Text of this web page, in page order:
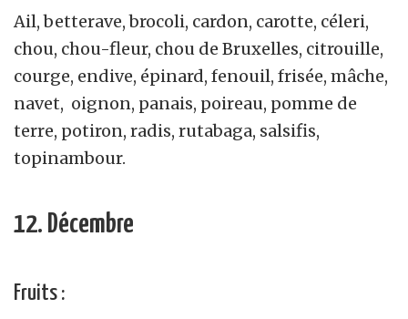
Ail, betterave, brocoli, cardon, carotte, céleri,
chou, chou-fleur, chou de Bruxelles, citrouille,
courge, endive, épinard, fenouil, frisée, mâche,
navet, oignon, panais, poireau, pomme de
terre, potiron, radis, rutabaga, salsifis,
topinambour.
12. Décembre
Fruits :